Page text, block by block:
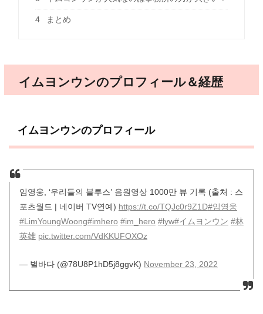
4 まとめ
イムヨンウンのプロフィール＆経歴
イムヨンウンのプロフィール
임영웅, ‘우리들의 블루스’ 음원영상 1000만 뷰 기록 (출처 : 스
포츠월드 | 네이버 TV연예) https://t.co/TQJc0r9Z1D#임영웅
#LimYoungWoong#imhero #im_hero #lyw#イムヨンウン #林
英雄 pic.twitter.com/VdKKUFOXOz
— 별바다 (@78U8P1hD5j8ggvK) November 23, 2022